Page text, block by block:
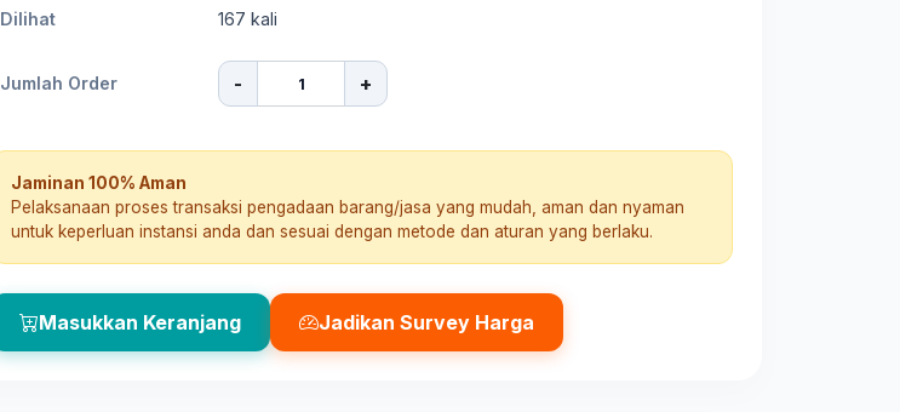
Dilihat 167 kali
Jumlah Order - +
Jaminan 100% Aman
Pelaksanaan proses transaksi pengadaan barang/jasa yang mudah, aman dan nyaman
untuk keperluan instansi anda dan sesuai dengan metode dan aturan yang berlaku.
Masukkan Keranjang Jadikan Survey Harga